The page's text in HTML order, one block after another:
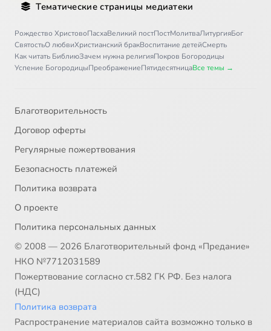
Тематические страницы медиатеки
Рождество ХристовоПасхаВеликий постПостМолитваЛитургияБог
СвятостьО любвиХристианский бракВоспитание детейСмерть
Как читать БиблиюЗачем нужна религияПокров Богородицы
Успение БогородицыПреображениеПятидесятницаВсе темы →
Благотворительность
Договор оферты
Регулярные пожертвования
Безопасность платежей
Политика возврата
О проекте
Политика персональных данных
© 2008 — 2026 Благотворительный фонд «Предание»
НКО №7712031589
Пожертвование согласно ст.582 ГК РФ. Без налога
(НДС)
Политика возврата
Распространение материалов сайта возможно только в